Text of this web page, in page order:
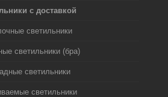
с доставкой
светильники
светильники (бра)
светильники
светильники